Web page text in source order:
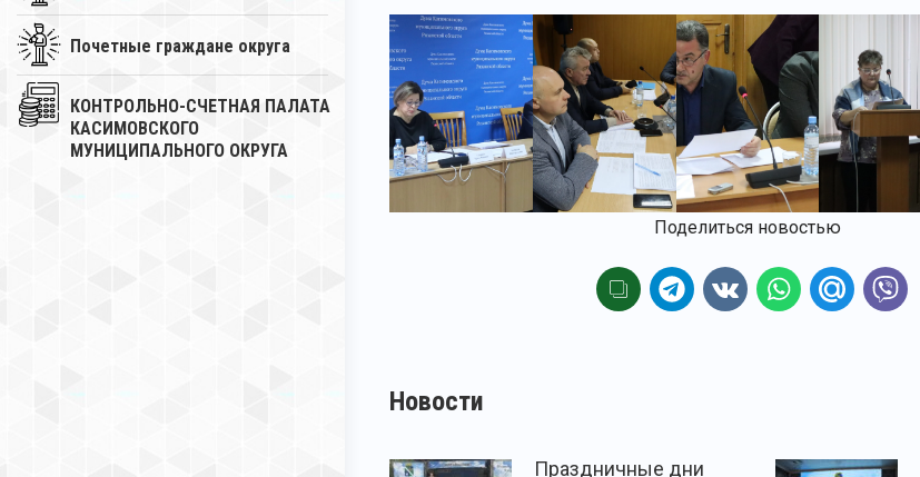
Почетные граждане округа
КОНТРОЛЬНО-СЧЕТНАЯ ПАЛАТА
КАСИМОВСКОГО
МУНИЦИПАЛЬНОГО ОКРУГА
Поделиться новостью
Новости
Праздничные дни